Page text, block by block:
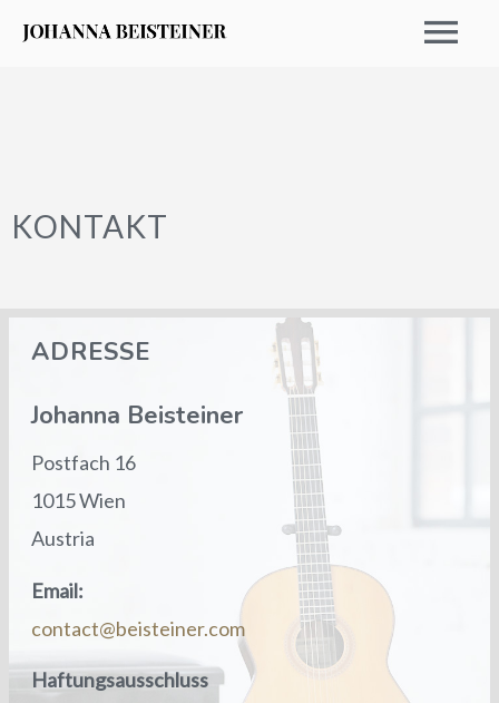
TERMINE 2026
URAUFFÜHRUNGEN
ARRANGEMENTS
KONTAKT
ADRESSE
Johanna Beisteiner
Postfach 16
1015 Wien
Austria
Email:
contact@beisteiner.com
Haftungsausschluss